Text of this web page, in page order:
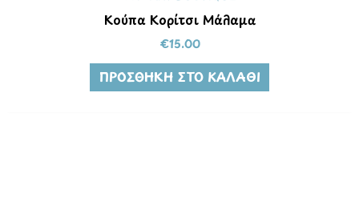
Κούπα Κορίτσι Μάλαμα
€15.00
ΠΡΟΣΘΉΚΗ ΣΤΟ ΚΑΛΆΘΙ